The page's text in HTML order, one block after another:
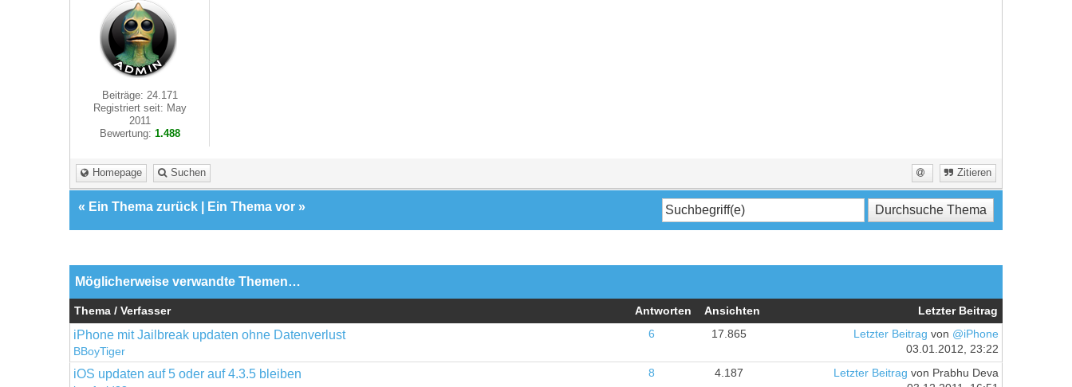
Beiträge: 24.171
Registriert seit: May
2011
Bewertung: 1.488
Homepage Suchen Zitieren
« Ein Thema zurück Ein Thema vor »
Möglicherweise verwandte Themen…
Thema / Verfasser Antworten Ansichten Letzter Beitrag
iPhone mit Jailbreak updaten ohne Datenverlust
BBoyTiger
6 17.865 Letzter Beitrag von @iPhone
03.01.2012, 23:22
iOS updaten auf 5 oder auf 4.3.5 bleiben 8 4.187 Letzter Beitrag von Prabhu Deva